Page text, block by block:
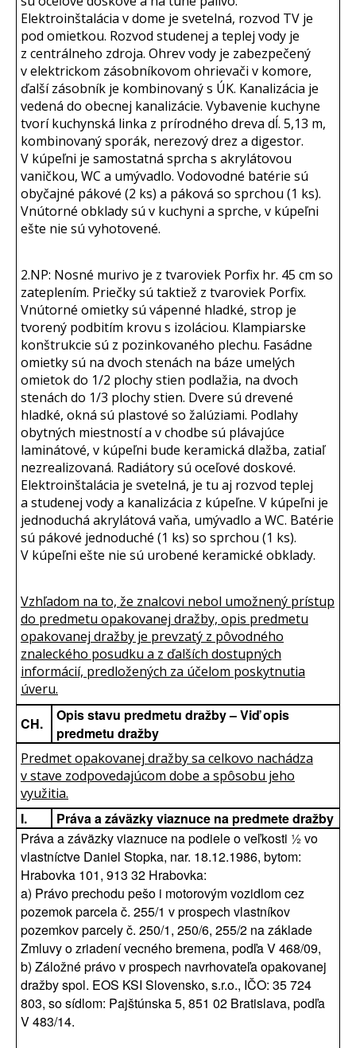
Elektroinštalácia v dome je svetelná, rozvod TV je
pod omietkou. Rozvod studenej a teplej vody je
z centrálneho zdroja. Ohrev vody je zabezpečený
v elektrickom zásobníkovom ohrievači v komore,
ďalší zásobník je kombinovaný s ÚK. Kanalizácia je
vedená do obecnej kanalizácie. Vybavenie kuchyne
tvorí kuchynská linka z prírodného dreva dĺ. 5,13 m,
kombinovaný sporák, nerezový drez a digestor.
V kúpeľni je samostatná sprcha s akrylátovou
vaničkou, WC a umývadlo. Vodovodné batérie sú
obyčajné pákové (2 ks) a páková so sprchou (1 ks).
Vnútorné obklady sú v kuchyni a sprche, v kúpeľni
ešte nie sú vyhotovené.
2.NP: Nosné murivo je z tvaroviek Porfix hr. 45 cm so
zateplením. Priečky sú taktiež z tvaroviek Porfix.
Vnútorné omietky sú vápenné hladké, strop je
tvorený podbitím krovu s izoláciou. Klampiarske
konštrukcie sú z pozinkovaného plechu. Fasádne
omietky sú na dvoch stenách na báze umelých
omietok do 1/2 plochy stien podlažia, na dvoch
stenách do 1/3 plochy stien. Dvere sú drevené
hladké, okná sú plastové so žalúziami. Podlahy
obytných miestností a v chodbe sú plávajúce
laminátové, v kúpeľni bude keramická dlažba, zatiaľ
nezrealizovaná. Radiátory sú oceľové doskové.
Elektroinštalácia je svetelná, je tu aj rozvod teplej
a studenej vody a kanalizácia z kúpeľne. V kúpeľni je
jednoduchá akrylátová vaňa, umývadlo a WC. Batérie
sú pákové jednoduché (1 ks) so sprchou (1 ks).
V kúpeľni ešte nie sú urobené keramické obklady.
Vzhľadom na to, že znalcovi nebol umožnený prístup
do predmetu opakovanej dražby, opis predmetu
opakovanej dražby je prevzatý z pôvodného
znaleckého posudku a z ďalších dostupných
informácií, predložených za účelom poskytnutia
úveru.
CH.
Opis stavu predmetu dražby – Viď opis
predmetu dražby
Predmet opakovanej dražby sa celkovo nachádza
v stave zodpovedajúcom dobe a spôsobu jeho
využitia.
I.
Práva a záväzky viaznuce na predmete dražby
Práva a záväzky viaznuce na podiele o veľkosti ½ vo
vlastníctve Daniel Stopka, nar. 18.12.1986, bytom:
Hrabovka 101, 913 32 Hrabovka:
a) Právo prechodu pešo i motorovým vozidlom cez
pozemok parcela č. 255/1 v prospech vlastníkov
pozemkov parcely č. 250/1, 250/6, 255/2 na základe
Zmluvy o zriadení vecného bremena, podľa V 468/09,
b) Záložné právo v prospech navrhovateľa opakovanej
dražby spol. EOS KSI Slovensko, s.r.o., IČO: 35 724
803, so sídlom: Pajštúnska 5, 851 02 Bratislava, podľa
V 483/14.